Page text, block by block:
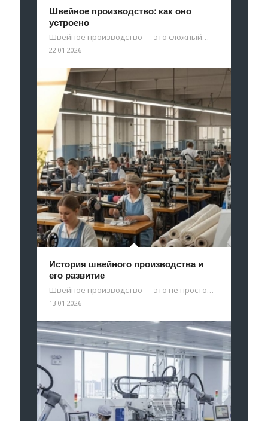
Швейное производство: как оно
устроено
Швейное производство — это сложный…
22.01.2026
История швейного производства и
его развитие
Швейное производство — это не просто…
13.01.2026